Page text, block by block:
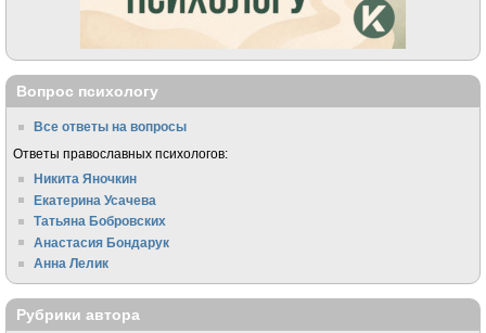
Вопрос психологу
Все ответы на вопросы
Ответы православных психологов:
Никита Яночкин
Екатерина Усачева
Татьяна Бобровских
Анастасия Бондарук
Анна Лелик
Рубрики автора